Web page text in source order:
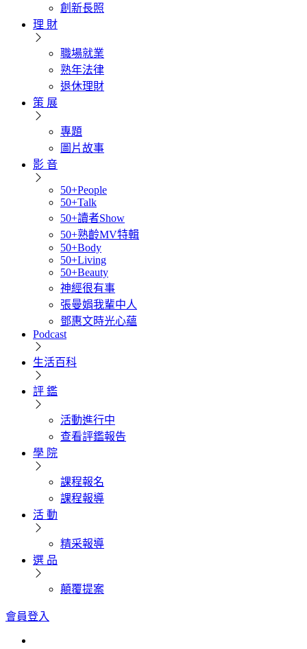
創新長照
理 財
職場就業
熟年法律
退休理財
策 展
專題
圖片故事
影 音
50+People
50+Talk
50+讀者Show
50+熟齡MV特輯
50+Body
50+Living
50+Beauty
神經很有事
張曼娟我輩中人
鄧惠文時光心蘊
Podcast
生活百科
評 鑑
活動進行中
查看評鑑報告
學 院
課程報名
課程報導
活 動
精采報導
選 品
顛覆提案
會員登入